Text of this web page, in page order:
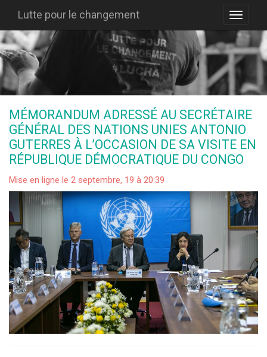
Lutte pour le changement
MÉMORANDUM ADRESSÉ AU SECRÉTAIRE
GÉNÉRAL DES NATIONS UNIES ANTONIO
GUTERRES À L’OCCASION DE SA VISITE EN
RÉPUBLIQUE DÉMOCRATIQUE DU CONGO
Mise en ligne le 2 septembre, 19 à 20:39